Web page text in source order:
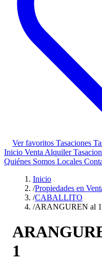
Ver favoritos Tasaciones
Inicio Venta Alquiler
Quiénes Somos Locales
Inicio
/Propiedades en
/CABALLITO
/ARANGUREN al
1